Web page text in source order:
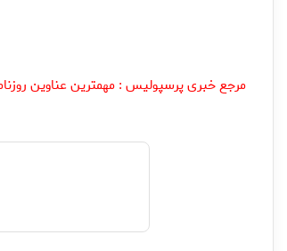
مرجع خبری پرسپولیس : مهمترين عناوين